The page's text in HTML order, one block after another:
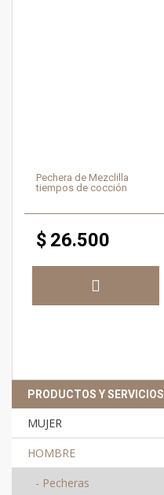
Pechera de Mezclilla
tiempos de cocción
$ 26.500
PRODUCTOS Y SERVICIOS
MUJER
HOMBRE
- Pecheras